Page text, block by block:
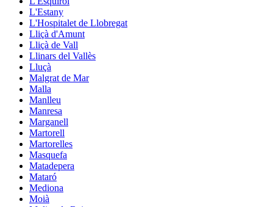
L'Estany
L'Hospitalet de Llobregat
Lliçà d'Amunt
Lliçà de Vall
Llinars del Vallès
Lluçà
Malgrat de Mar
Malla
Manlleu
Manresa
Marganell
Martorell
Martorelles
Masquefa
Matadepera
Mataró
Mediona
Moià